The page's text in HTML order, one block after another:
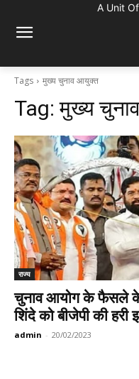
A Unit
Tags मुख्य चुनाव आयुक्त
Tag:मुख्य
राज्य
चुनाव आयोग के फैसले के
शिंदे को बीजेपी की हरी
admin - 20/02/2023